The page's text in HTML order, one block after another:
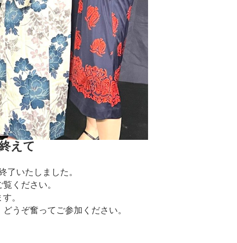
えて
了いたしました。
ください。
。
うぞ奮ってご参加ください。